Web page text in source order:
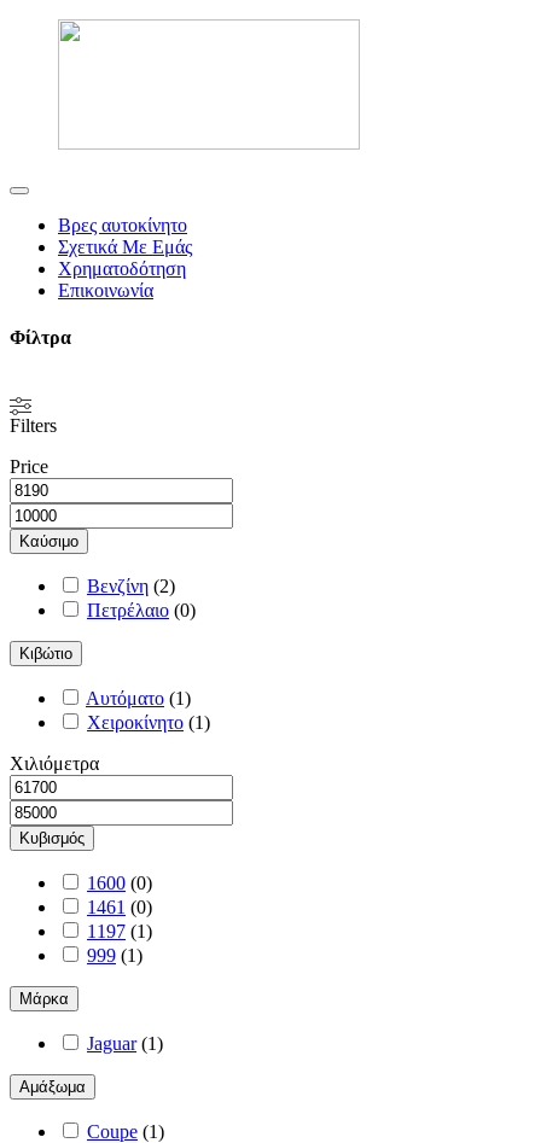
Βρες αυτοκίνητο
Σχετικά Με Εμάς
Xρηματοδότηση
Επικοινωνία
Φίλτρα
Filters
Price
Καύσιμο
Βενζίνη (2)
Πετρέλαιο (0)
Κιβώτιο
Αυτόματο (1)
Χειροκίνητο (1)
Χιλιόμετρα
Κυβισμός
1600 (0)
1461 (0)
1197 (1)
999 (1)
Μάρκα
Jaguar (1)
Αμάξωμα
Coupe (1)